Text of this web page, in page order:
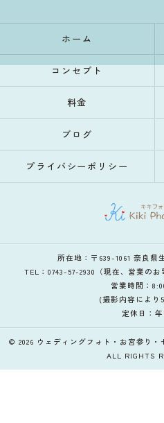
ホーム
コンセプト
料金
ブログ
プライバシーポリシー
所在地：〒639-1061 奈良県
TEL：0743-57-2930（現在、営業の
営業時間：
(撮影内容により
定休日：
© 2026 ウェディングフォト・お宮参り
ALL RIGHTS